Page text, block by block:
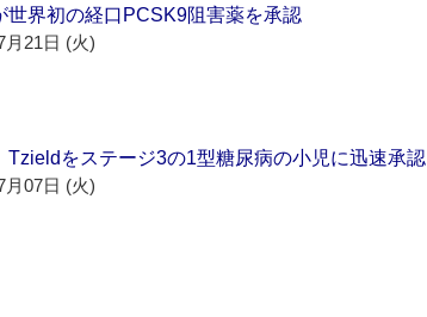
世界初の経口PCSK9阻害薬を承認
月21日 (火)
Tzieldをステージ3の1型糖尿病の小児に迅速承認
月07日 (火)